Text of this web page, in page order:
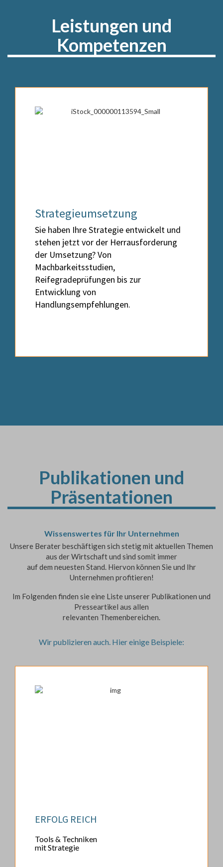
Leistungen und
Kompetenzen
Strategieumsetzung
Sie haben Ihre Strategie entwickelt und
stehen jetzt vor der Herrausforderung
der Umsetzung? Von
Machbarkeitsstudien,
Reifegradeprüfungen bis zur
Entwicklung von
Handlungsempfehlungen.
Publikationen und
Präsentationen
Wissenswertes für Ihr Unternehmen
Unsere Berater beschäftigen sich stetig mit aktuellen Themen
aus der Wirtschaft und sind somit immer
auf dem neuesten Stand. Hiervon können Sie und Ihr
Unternehmen profitieren!
Im Folgenden finden sie eine Liste unserer Publikationen und
Presseartikel aus allen
relevanten Themenbereichen.
Wir publizieren auch. Hier einige Beispiele:
ERFOLG REICH
Tools & Techniken
mit Strategie